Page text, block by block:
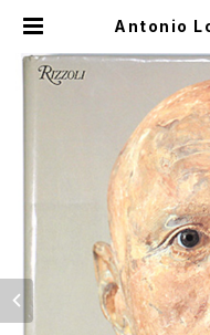
Antonio
Shop